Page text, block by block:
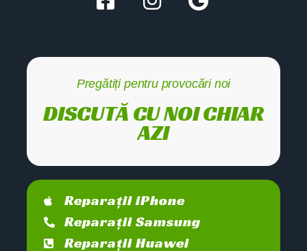
Pregătiți pentru provocări noi
DISCUTĂ CU NOI CHIAR
AZI
Reparații iPhone
Reparații Samsung
Reparații Huawei